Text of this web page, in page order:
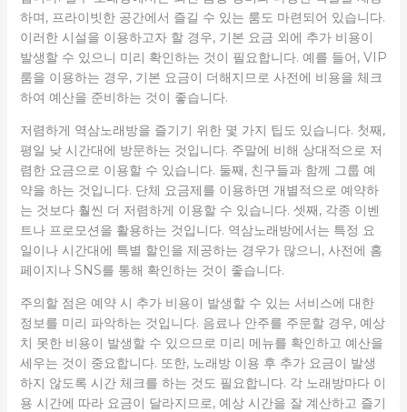
하며, 프라이빗한 공간에서 즐길 수 있는 룸도 마련되어 있습니다.
이러한 시설을 이용하고자 할 경우, 기본 요금 외에 추가 비용이
발생할 수 있으니 미리 확인하는 것이 필요합니다. 예를 들어, VIP
룸을 이용하는 경우, 기본 요금이 더해지므로 사전에 비용을 체크
하여 예산을 준비하는 것이 좋습니다.
저렴하게 역삼노래방을 즐기기 위한 몇 가지 팁도 있습니다. 첫째,
평일 낮 시간대에 방문하는 것입니다. 주말에 비해 상대적으로 저
렴한 요금으로 이용할 수 있습니다. 둘째, 친구들과 함께 그룹 예
약을 하는 것입니다. 단체 요금제를 이용하면 개별적으로 예약하
는 것보다 훨씬 더 저렴하게 이용할 수 있습니다. 셋째, 각종 이벤
트나 프로모션을 활용하는 것입니다. 역삼노래방에서는 특정 요
일이나 시간대에 특별 할인을 제공하는 경우가 많으니, 사전에 홈
페이지나 SNS를 통해 확인하는 것이 좋습니다.
주의할 점은 예약 시 추가 비용이 발생할 수 있는 서비스에 대한
정보를 미리 파악하는 것입니다. 음료나 안주를 주문할 경우, 예상
치 못한 비용이 발생할 수 있으므로 미리 메뉴를 확인하고 예산을
세우는 것이 중요합니다. 또한, 노래방 이용 후 추가 요금이 발생
하지 않도록 시간 체크를 하는 것도 필요합니다. 각 노래방마다 이
용 시간에 따라 요금이 달라지므로, 예상 시간을 잘 계산하고 즐기